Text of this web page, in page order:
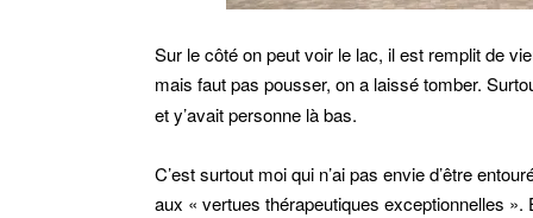
Sur le côté on peut voir le lac, il est remplit de
mais faut pas pousser, on a laissé tomber.
et y’avait personne là bas.
C’est surtout moi qui n’ai pas envie d’être
aux « vertues thérapeutiques exceptionnelles